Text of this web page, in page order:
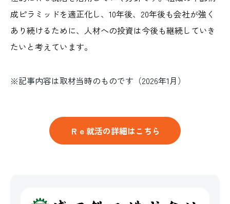
成ピラミッドを適正化し、10年後、20年後も会社が強く
あり続けるために、人材への投資は今後も継続していき
たいと考えています。
※記事内容は取材当時のものです（2026年1月）
Ｒｅ就活の詳細はこちら